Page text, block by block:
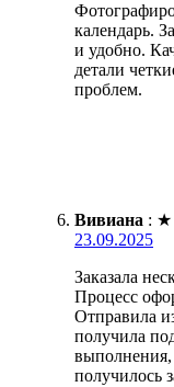
календарь.
и удобно.
детали
проблем.
Вивиана : ★
23.09.2025
Заказала
Процесс
Отправила
получила
выполнения,
получилось